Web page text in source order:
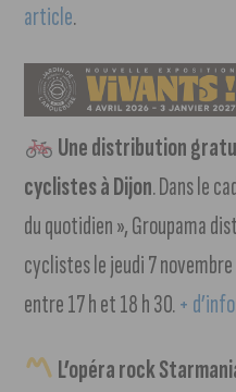
article.
Une distribution
cyclistes à Dijon. Dans le
du quotidien », Groupama
cyclistes le jeudi 7
entre 17 h et 18 h 30.+
L’opéra rock